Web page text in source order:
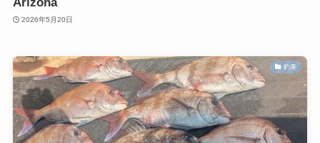
2026年5月20日
釣果